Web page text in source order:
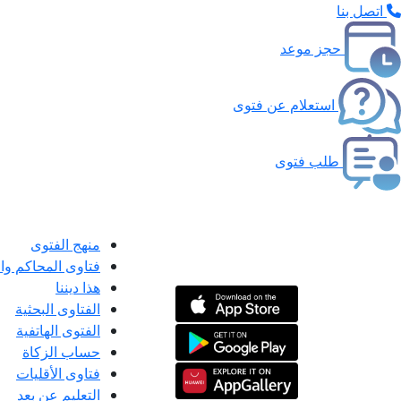
اتصل بنا
حجز موعد
استعلام عن فتوى
طلب فتوى
منهج الفتوى
فتاوى المحاكم
هذا ديننا
الفتاوى البحثية
الفتوى الهاتفية
حساب الزكاة
فتاوى الأقليات
التعليم عن بعد